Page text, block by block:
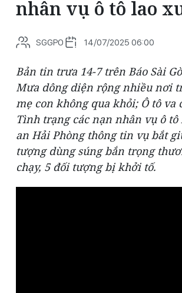
nhân vụ ô tô lao
SGGPO 14/07/2025 06:00
Bản tin trưa 14-7 trên Báo Sài
Mưa dông diện rộng nhiều nơi
mẹ con không qua khỏi; Ô tô va
Tình trạng các nạn nhân vụ ô tô
an Hải Phòng thông tin vụ bắt
tượng dùng súng bắn trọng
chạy, 5 đối tượng bị khởi tố.